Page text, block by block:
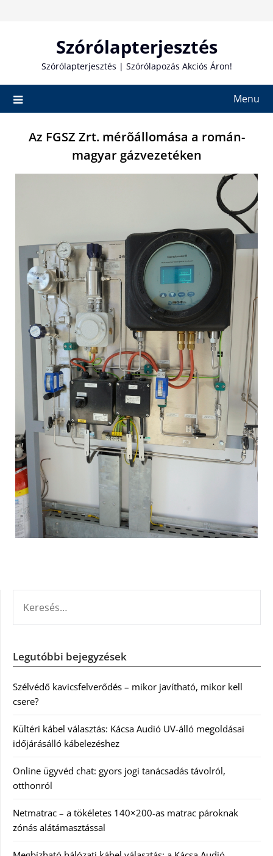
Szórólapterjesztés
Szórólapterjesztés | Szórólapozás Akciós Áron!
Menu
Az FGSZ Zrt. mérõállomása a román-
magyar gázvezetéken
Legutóbbi bejegyzések
Szélvédő kavicsfelverődés – mikor javítható, mikor kell
csere?
Kültéri kábel választás: Kácsa Audió UV-álló megoldásai
időjárásálló kábelezéshez
Online ügyvéd chat: gyors jogi tanácsadás távolról,
otthonról
Netmatrac – a tökéletes 140×200-as matrac pároknak
zónás alátámasztással